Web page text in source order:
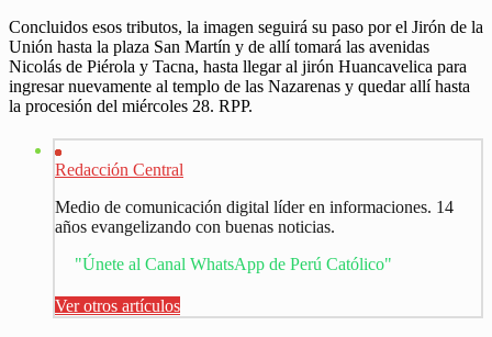
Concluidos esos tributos, la imagen seguirá su paso por el Jirón de la
Unión hasta la plaza San Martín y de allí tomará las avenidas
Nicolás de Piérola y Tacna, hasta llegar al jirón Huancavelica para
ingresar nuevamente al templo de las Nazarenas y quedar allí hasta
la procesión del miércoles 28. RPP.
Redacción Central
Medio de comunicación digital líder en informaciones. 14
años evangelizando con buenas noticias.
"Únete al Canal WhatsApp de Perú Católico"
Ver otros artículos